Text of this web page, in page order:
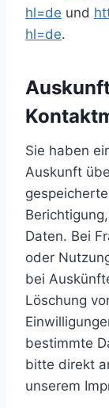
hl=de und
hl=de.
Sie haben
Auskunft
Daten. Bei
oder
bei
Löschung
bestimmte
bitte direkt
unserem